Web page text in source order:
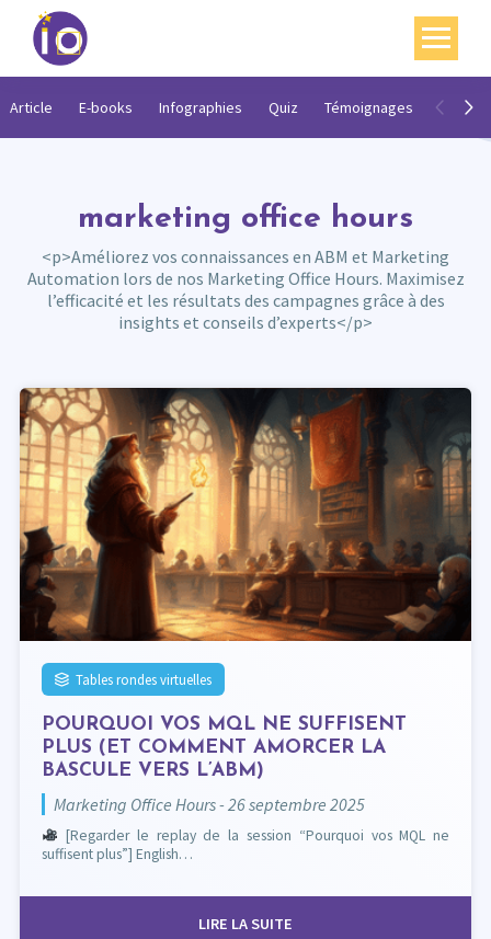
Vos enjeux
Ressources
Agenda
Mon compte
English
Article E-books Infographies Quiz Témoignages Vidéos
marketing office hours
<p>Améliorez vos connaissances en ABM et Marketing
Automation lors de nos Marketing Office Hours. Maximisez
l’efficacité et les résultats des campagnes grâce à des
insights et conseils d’experts</p>
Tables rondes virtuelles
POURQUOI VOS MQL NE SUFFISENT
PLUS (ET COMMENT AMORCER LA
BASCULE VERS L’ABM)
Marketing Office Hours - 26 septembre 2025
[Regarder le replay de la session “Pourquoi vos MQL ne
suffisent plus”] English…
LIRE LA SUITE